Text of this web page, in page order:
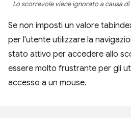
Lo scorrevole viene ignorato a causa
Se non imposti un valore
per l'utente utilizzare la
stato attivo per accedere allo
essere molto frustrante per gli
accesso a un mouse.